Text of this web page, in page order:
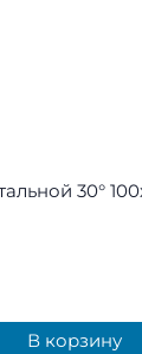
30°
В корзину